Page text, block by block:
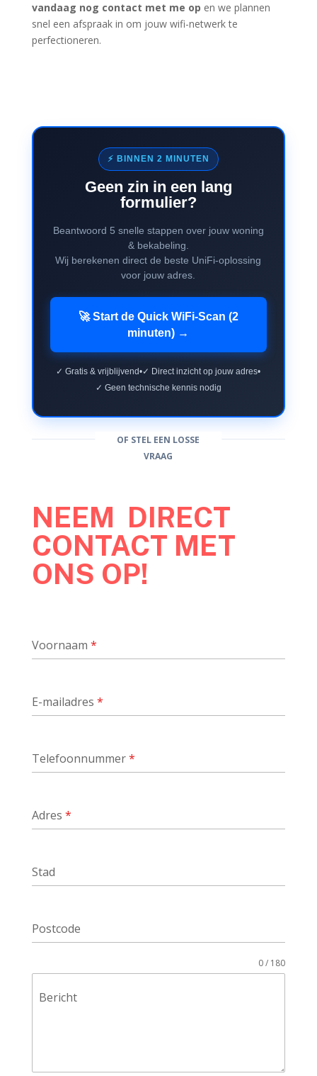
vandaag nog contact met me op en we plannen
snel een afspraak in om jouw wifi-netwerk te
perfectioneren.
⚡ BINNEN 2 MINUTEN
Geen zin in een lang
formulier?
Beantwoord 5 snelle stappen over jouw woning
& bekabeling.
Wij berekenen direct de beste UniFi-oplossing
voor jouw adres.
🚀 Start de Quick WiFi-Scan (2
minuten) →
✓ Gratis & vrijblijvend•✓ Direct inzicht op jouw adres•
✓ Geen technische kennis nodig
OF STEL EEN LOSSE
VRAAG
NEEM DIRECT
CONTACT MET
ONS OP!
Voornaam *
E-mailadres *
Telefoonnummer*
Adres *
Stad
Postcode
Bericht
0 / 180